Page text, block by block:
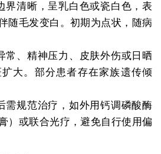
界清晰，呈乳白色或瓷白色，表
随毛发变白。初期为点状，随病
常、精神压力、皮肤外伤或日晒
大。部分患者存在家族遗传倾
需规范治疗，如外用钙调磷酸酶
）或联合光疗，避免自行使用偏